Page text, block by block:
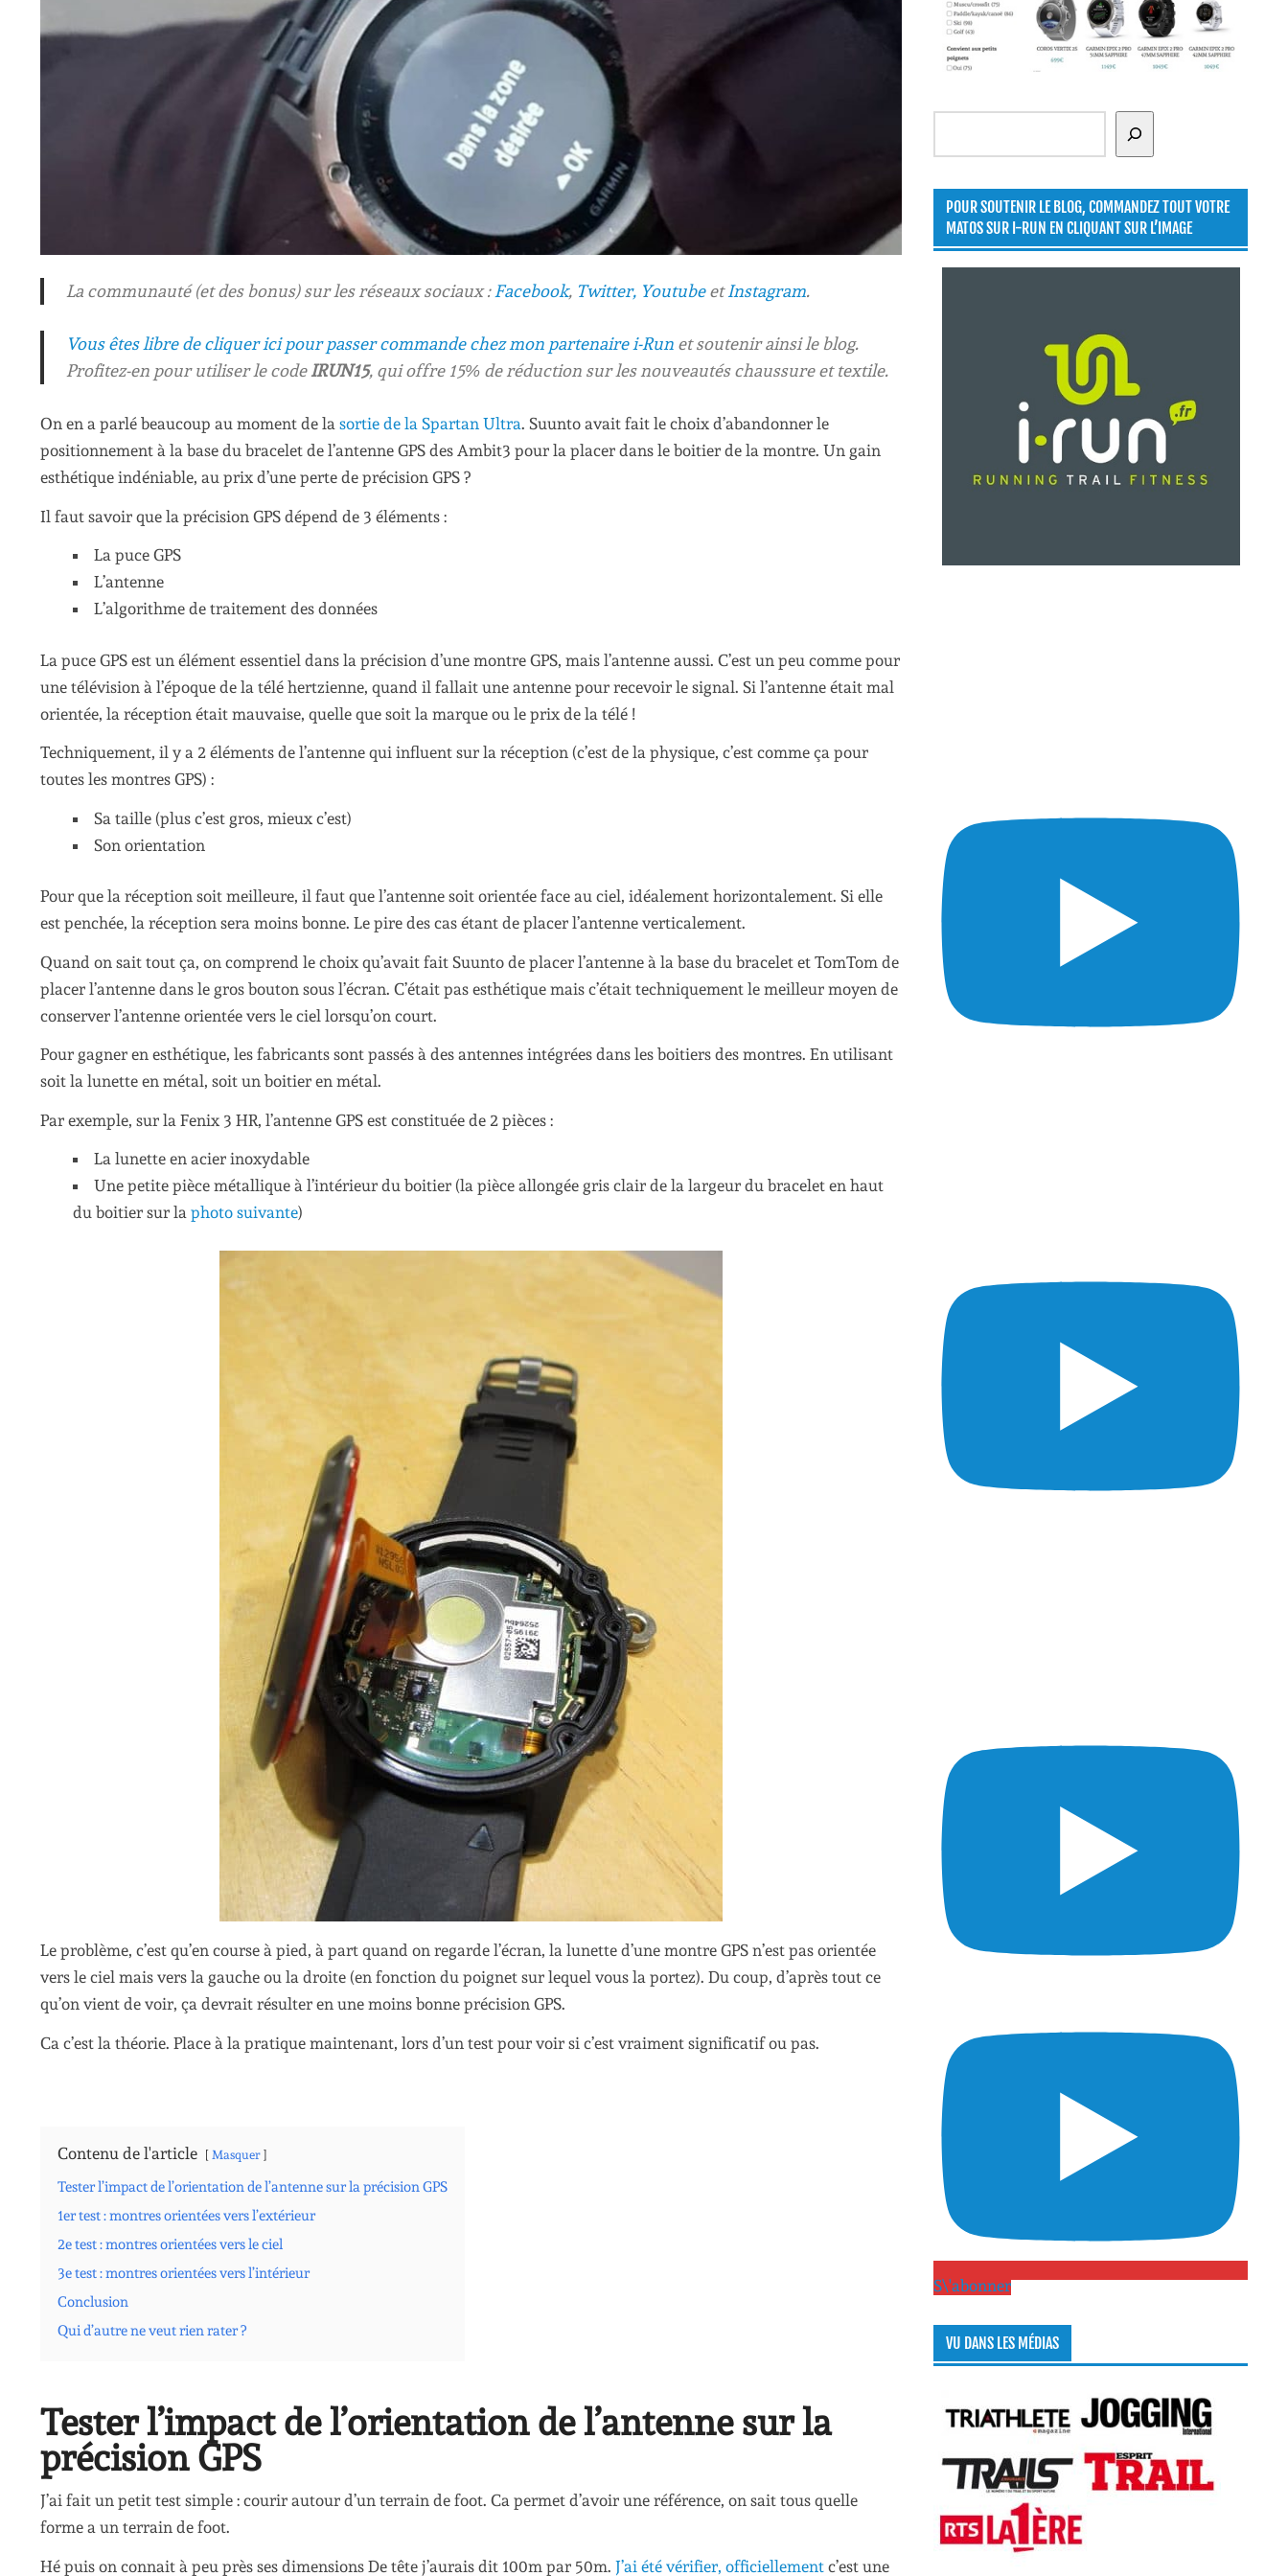
La communauté (et des bonus) sur les réseaux sociaux :Facebook, Twitter, YoutubeetInstagram.
Vous êtes libre de cliquer ici pour passer commande chez mon partenaire i-Runet soutenir ainsi le blog.
Profitez-en pour utiliser le codeIRUN15, qui offre 15% de réduction sur les nouveautés chaussure et textile.
On en a parlé beaucoup au moment de la sortie de la Spartan Ultra. Suunto avait fait le choix d’abandonner le
positionnement à la base du bracelet de l’antenne GPS des Ambit3 pour la placer dans le boitier de la montre. Un gain
esthétique indéniable, au prix d’une perte de précision GPS ?
Il faut savoir que la précision GPS dépend de 3 éléments :
La puce GPS
L’antenne
L’algorithme de traitement des données
La puce GPS est un élément essentiel dans la précision d’une montre GPS, mais l’antenne aussi. C’est un peu comme pour
une télévision à l’époque de la télé hertzienne, quand il fallait une antenne pour recevoir le signal. Si l’antenne était mal
orientée, la réception était mauvaise, quelle que soit la marque ou le prix de la télé !
Techniquement, il y a 2 éléments de l’antenne qui influent sur la réception (c’est de la physique, c’est comme ça pour
toutes les montres GPS) :
Sa taille (plus c’est gros, mieux c’est)
Son orientation
Pour que la réception soit meilleure, il faut que l’antenne soit orientée face au ciel, idéalement horizontalement. Si elle
est penchée, la réception sera moins bonne. Le pire des cas étant de placer l’antenne verticalement.
Quand on sait tout ça, on comprend le choix qu’avait fait Suunto de placer l’antenne à la base du bracelet et TomTom de
placer l’antenne dans le gros bouton sous l’écran. C’était pas esthétique mais c’était techniquement le meilleur moyen de
conserver l’antenne orientée vers le ciel lorsqu’on court.
Pour gagner en esthétique, les fabricants sont passés à des antennes intégrées dans les boitiers des montres. En utilisant
soit la lunette en métal, soit un boitier en métal.
Par exemple, sur la Fenix 3 HR, l’antenne GPS est constituée de 2 pièces :
La lunette en acier inoxydable
Une petite pièce métallique à l’intérieur du boitier (la pièce allongée gris clair de la largeur du bracelet en haut
du boitier sur la photo suivante)
Le problème, c’est qu’en course à pied, à part quand on regarde l’écran, la lunette d’une montre GPS n’est pas orientée
vers le ciel mais vers la gauche ou la droite (en fonction du poignet sur lequel vous la portez). Du coup, d’après tout ce
qu’on vient de voir, ça devrait résulter en une moins bonne précision GPS.
Ca c’est la théorie. Place à la pratique maintenant, lors d’un test pour voir si c’est vraiment significatif ou pas.
Contenu de l'article Masquer
Tester l’impact de l’orientation de l’antenne sur la précision GPS
1er test : montres orientées vers l’extérieur
2e test : montres orientées vers le ciel
3e test : montres orientées vers l’intérieur
Conclusion
Qui d’autre ne veut rien rater ?
Tester l’impact de l’orientation de l’antenne sur la
précision GPS
J’ai fait un petit test simple : courir autour d’un terrain de foot. Ca permet d’avoir une référence, on sait tous quelle
forme a un terrain de foot.
Hé puis on connait à peu près ses dimensions De tête j’aurais dit 100m par 50m. J’ai été vérifier, officiellement c’est une
Rechercher
POUR SOUTENIR LE BLOG, COMMANDEZ TOUT VOTRE
MATOS SUR I-RUN EN CLIQUANT SUR L’IMAGE
S\'abonner
VU DANS LES MÉDIAS